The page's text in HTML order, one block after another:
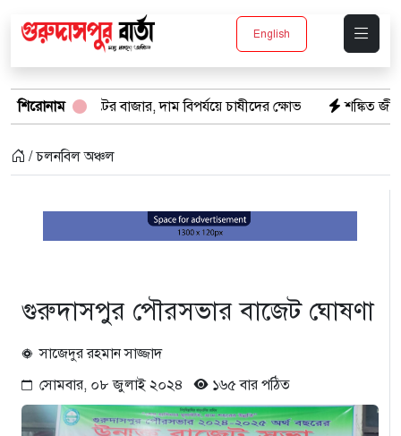
English
শিরোনাম
বাজার, দাম বিপর্যয়ে চাষীদের ক্ষোভ শঙ্কিত জীবন-অনিরাপদ
/ চলনবিল অঞ্চল
গুরুদাসপুর পৌরসভার বাজেট ঘোষণা
সাজেদুর রহমান সাজ্জাদ
সোমবার, ০৮ জুলাই ২০২৪
১৬৫ বার পঠিত